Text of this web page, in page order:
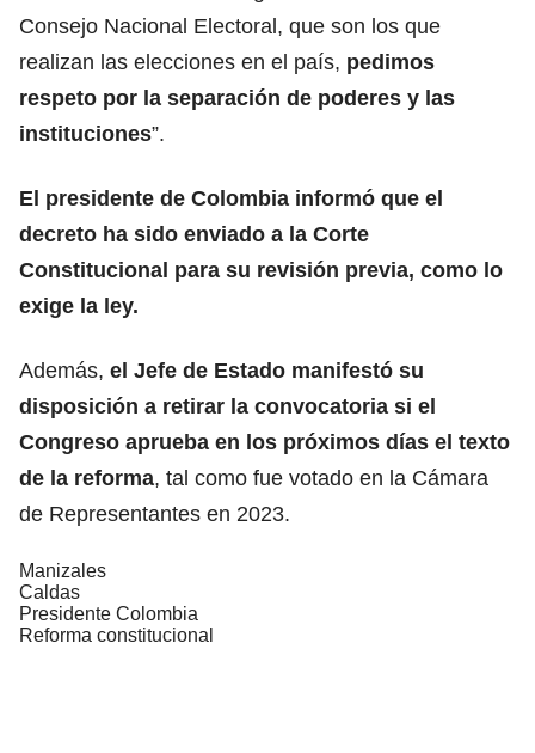
Consejo Nacional Electoral, que son los que
realizan las elecciones en el país, pedimos
respeto por la separación de poderes y las
instituciones”.
El presidente de Colombia informó que el
decreto ha sido enviado a la Corte
Constitucional para su revisión previa, como lo
exige la ley.
Además, el Jefe de Estado manifestó su
disposición a retirar la convocatoria si el
Congreso aprueba en los próximos días el texto
de la reforma, tal como fue votado en la Cámara
de Representantes en 2023.
Manizales
Caldas
Presidente Colombia
Reforma constitucional